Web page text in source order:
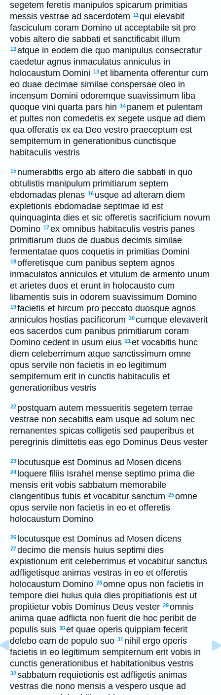
segetem feretis manipulos spicarum primitias
messis vestrae ad sacerdotem 11qui elevabit
fasciculum coram Domino ut acceptabile sit pro
vobis altero die sabbati et sanctificabit illum
12atque in eodem die quo manipulus consecratur
caedetur agnus inmaculatus anniculus in
holocaustum Domini 13et libamenta offerentur cum
eo duae decimae similae conspersae oleo in
incensum Domini odoremque suavissimum liba
quoque vini quarta pars hin 14 panem et pulentam
et pultes non comedetis ex segete usque ad diem
qua offeratis ex ea Deo vestro praeceptum est
sempiternum in generationibus cunctisque
habitaculis vestris
15 numerabitis ergo ab altero die sabbati in quo
obtulistis manipulum primitiarum septem
ebdomadas plenas 16 usque ad alteram diem
expletionis ebdomadae septimae id est
quinquaginta dies et sic offeretis sacrificium novum
Domino 17ex omnibus habitaculis vestris panes
primitiarum duos de duabus decimis similae
fermentatae quos coquetis in primitias Domini
18offeretisque cum panibus septem agnos
inmaculatos anniculos et vitulum de armento unum
et arietes duos et erunt in holocausto cum
libamentis suis in odorem suavissimum Domino
19facietis et hircum pro peccato duosque agnos
anniculos hostias pacificorum 20cumque elevaverit
eos sacerdos cum panibus primitiarum coram
Domino cedent in usum eius 21et vocabitis hunc
diem celeberrimum atque sanctissimum omne
opus servile non facietis in eo legitimum
sempiternum erit in cunctis habitaculis et
generationibus vestris
22 postquam autem messueritis segetem terrae
vestrae non secabitis eam usque ad solum nec
remanentes spicas colligetis sed pauperibus et
peregrinis dimittetis eas ego Dominus Deus vester
23 locutusque est Dominus ad Mosen dicens
24 loquere filiis Israhel mense septimo prima die
mensis erit vobis sabbatum memorabile
clangentibus tubis et vocabitur sanctum 25omne
opus servile non facietis in eo et offeretis
holocaustum Domino
26 locutusque est Dominus ad Mosen dicens
27decimo die mensis huius septimi dies
expiationum erit celeberrimus et vocabitur sanctus
adfligetisque animas vestras in eo et offeretis
holocaustum Domino 28omne opus non facietis in
tempore diei huius quia dies propitiationis est ut
propitietur vobis Dominus Deus vester 29omnis
anima quae adflicta non fuerit die hoc peribit de
populis suis 30et quae operis quippiam fecerit
delebo eam de populo suo 31 nihil ergo operis
facietis in eo legitimum sempiternum erit vobis in
cunctis generationibus et habitationibus vestris
32sabbatum requietionis est adfligetis animas
vestras die nono mensis a vespero usque ad